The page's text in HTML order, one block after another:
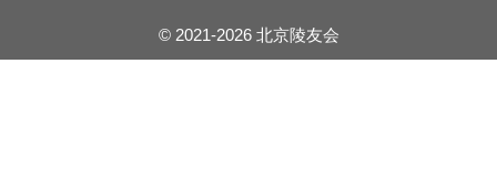
© 2021-2026 北京陵友会